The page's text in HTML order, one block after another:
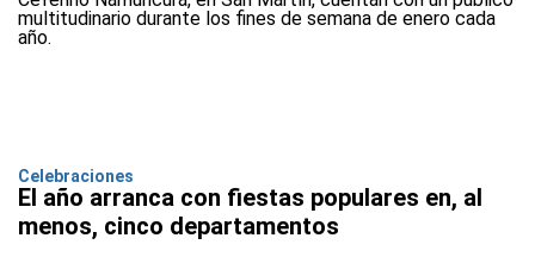
Celebraciones
El año arranca con fiestas populares en, al
menos, cinco departamentos